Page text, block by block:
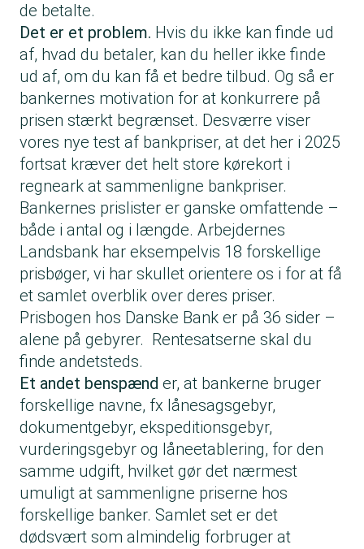
de betalte.
Det er et problem. Hvis du ikke kan finde ud
af, hvad du betaler, kan du heller ikke finde
ud af, om du kan få et bedre tilbud. Og så er
bankernes motivation for at konkurrere på
prisen stærkt begrænset. Desværre viser
vores nyetest af bankpriser, at det her i 2025
fortsat kræver det helt store kørekort i
regneark at sammenligne bankpriser.
Bankernes prislister er ganske omfattende –
både i antal og i længde. Arbejdernes
Landsbank har eksempelvis 18 forskellige
prisbøger, vi har skullet orientere os i for at få
et samlet overblik over deres priser.
Prisbogen hos Danske Bank er på 36 sider –
alene på gebyrer. Rentesatserne skal du
finde andetsteds.
Et andet benspænd er, at bankerne bruger
forskellige navne, fx lånesagsgebyr,
dokumentgebyr, ekspeditionsgebyr,
vurderingsgebyr og låneetablering, for den
samme udgift, hvilket gør det nærmest
umuligt at sammenligne priserne hos
forskellige banker. Samlet set er det
dødsvært som almindelig forbruger at